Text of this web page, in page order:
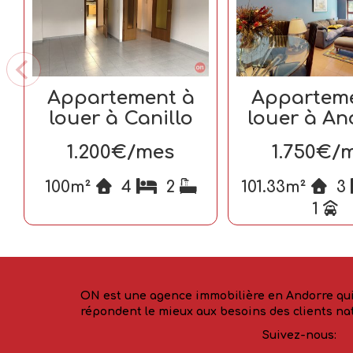
Appartement à
louer à Canillo
1.200€/mes
100m² 4 2
louer à
la Vella
1.750€/
101.33m² 3
1
ON est une agence immobilière en Andorre
répondent le mieux aux besoins des clients
Suivez-nous: